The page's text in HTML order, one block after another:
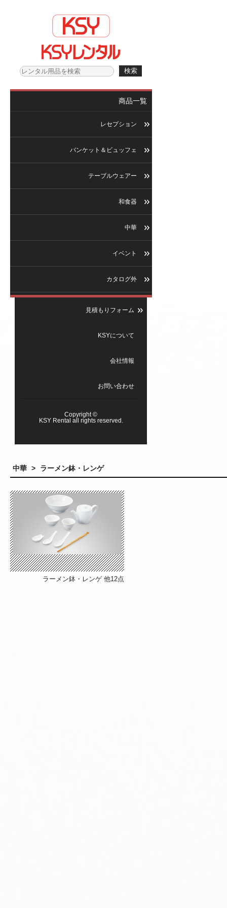
商品一覧
レセプション
バンケット＆ビュッフェ
テーブルウェアー
和食器
中華
イベント
カタログ外
見積もりフォーム
KSYについて
会社情報
お問い合わせ
Copyright ©
KSY Rental all rights reserved.
中華 > ラーメン鉢・レンゲ
ラーメン鉢・レンゲ 他12点